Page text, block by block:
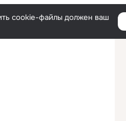
cookie-файлы должен ваш